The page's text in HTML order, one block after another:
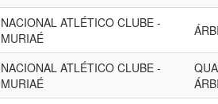
NACIONAL ATLÉTICO CLUBE -
MURIAÉ
NACIONAL ATLÉTICO CLUBE -
MURIAÉ